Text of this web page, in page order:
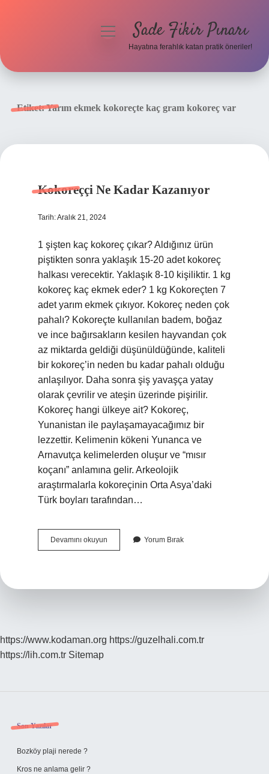
menüyüSade Fikir Pınarı
Hayatına ferahlık katan pratik öneriler!
Etiket:Yarım ekmek kokoreçte kaç gram kokoreç var
Kokoreççi Ne Kadar Kazanıyor
Tarih: Aralık 21, 2024
1 şişten kaç kokoreç çıkar? Aldığınız ürün
piştikten sonra yaklaşık 15-20 adet kokoreç
halkası verecektir. Yaklaşık 8-10 kişiliktir. 1 kg
kokoreç kaç ekmek eder? 1 kg Kokoreçten 7
adet yarım ekmek çıkıyor. Kokoreç neden çok
pahalı? Kokoreçte kullanılan badem, boğaz
ve ince bağırsakların kesilen hayvandan çok
az miktarda geldiği düşünüldüğünde, kaliteli
bir kokoreç’in neden bu kadar pahalı olduğu
anlaşılıyor. Daha sonra şiş yavaşça yatay
olarak çevrilir ve ateşin üzerinde pişirilir.
Kokoreç hangi ülkeye ait? Kokoreç,
Yunanistan ile paylaşamayacağımız bir
lezzettir. Kelimenin kökeni Yunanca ve
Arnavutça kelimelerden oluşur ve “mısır
koçanı” anlamına gelir. Arkeolojik
araştırmalarla kokoreçinin Orta Asya’daki
Türk boyları tarafından…
Devamını okuyun Kokoreççi
Ne
Yorum Bırak
https://www.kodaman.org https://guzelhali.com.tr
https://lih.com.tr Sitemap
Sidebar
Son Yazılar
Bozköy plaji nerede ?
Kros ne anlama gelir ?